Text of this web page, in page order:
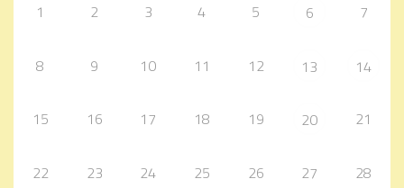
1 2 3 4 5 6 7
8 9 10 11 12 13 14
15 16 17 18 19 20 21
22 23 24 25 26 27 28